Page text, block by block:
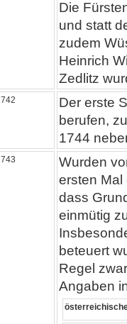
Die
und statt
zudem
Heinrich
Zedlitz
Der erste
berufen,
1744
Wurden
ersten Mal
dass
einmütig
beteuert
Regel
Angaben